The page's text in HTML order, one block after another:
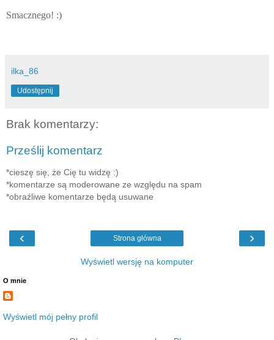
Smacznego! :)
ilka_86
Udostępnij
Brak komentarzy:
Prześlij komentarz
*cieszę się, że Cię tu widzę :)
*komentarze są moderowane ze względu na spam
*obraźliwe komentarze będą usuwane
‹ ›
Strona główna
Wyświetl wersję na komputer
O mnie
Wyświetl mój pełny profil